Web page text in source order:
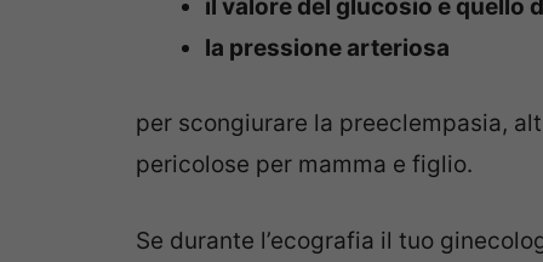
il valore del glucosio e quello
la pressione arteriosa
per scongiurare la preeclempasia,
pericolose per mamma e figlio.
Se durante l’ecografia il tuo